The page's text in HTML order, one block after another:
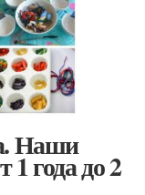
Наши
года до 2